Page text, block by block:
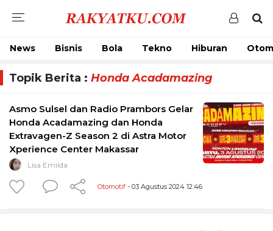
News Bisnis Bola Tekno Hiburan
Topik Berita : Honda Acadamazing
Asmo Sulsel dan Radio Prambors Gelar
Honda Acadamazing dan Honda
Extravagen-Z Season 2 di Astra Motor
Xperience Center Makassar
Lisa Emilda
Otomotif - 03 Agustus 2024 12:46